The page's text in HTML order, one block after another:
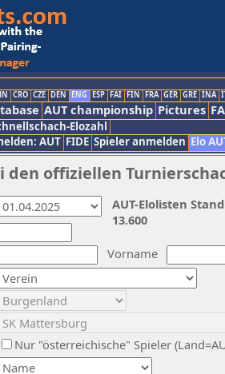
CRO CZE DEN ENG ESP FAI FIN FRA GER GRE INA
AUT championship Pictures
Elozahl
AUT FIDE Spieler anmelden Elo
offiziellen
Vorname
Nur "österreichische" Spieler
AUT-Elolisten
13.600